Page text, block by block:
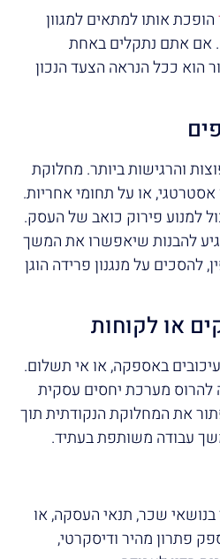
הופכת אותו למתאים למגוון
אם אתם נתקלים באחת
הוא ככל הנראה הצעד הנכון
והרגישות ביותר. מחלוקת
אסטרטגי, או על תחומי אחריות.
למנוע פירוק כואב של העסק.
להבנות שיאפשרו את המשך
להסכים על מנגנון פרידה הוגן
או לקוחות
באספקה, או אי תשלום.
להרוס מערכת יחסים עסקית
את המחלוקת הנקודתית תוך
עבודה משותפת בעתיד.
בנושאי שכר, תנאי העסקה, או
פתרון מהיר ודיסקרטי,